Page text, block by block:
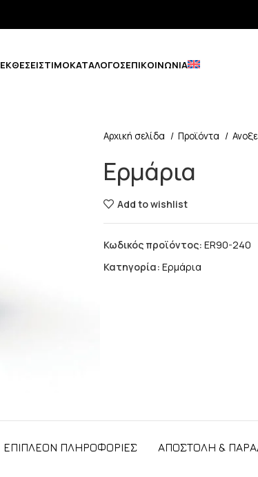
ΕΚΘΈΣΕΙΣΤΙΜΟΚΑΤΆΛΟΓΟΣΕΠΙΚΟΙΝΩΝΊΑ
Αρχική σελίδα Προϊόντα
Ερμάρια
Add to wishlist
Κωδικός προϊόντος: ER90-240
Κατηγορία: Ερμάρια
ΕΠΙΠΛΈΟΝ ΠΛΗΡΟΦΟΡΊΕΣ ΑΠΟΣΤΟΛΉ &